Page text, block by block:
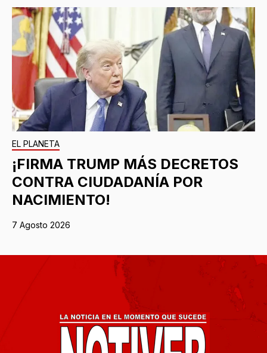
EL PLANETA
¡FIRMA TRUMP MÁS DECRETOS
CONTRA CIUDADANÍA POR
NACIMIENTO!
7 Agosto 2026